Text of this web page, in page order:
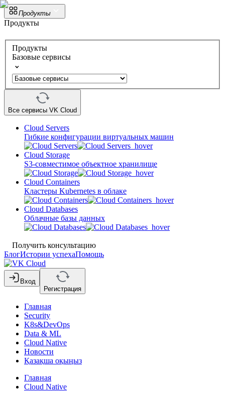
Продукты
Продукты
Продукты
Базовые сервисы
Все сервисы VK Cloud
Cloud Servers
Гибкие конфигурации виртуальных машин
Cloud Storage
S3-совместимое объектное хранилище
Cloud Containers
Кластеры Kubernetes в облаке
Cloud Databases
Облачные базы данных
Получить консультацию
БлогИстории успехаПомощь
Вход
Регистрация
Главная
Security
K8s&DevOps
Data & ML
Cloud Native
Новости
Қазақша оқыңыз
Главная
Cloud Native